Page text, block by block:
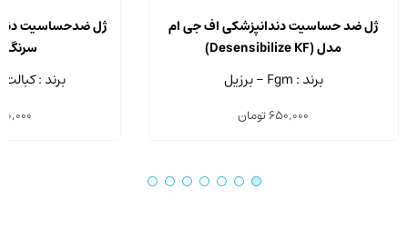
محصول
ها
ژل ضد حساسیت دندانپزشکی اف جی ام
مدل (Desensibilize KF)
برند : Fgm - برزیل
650,000تومان
ژل ضدحساسیت
سرنگ 3.4 گرمی
برند :